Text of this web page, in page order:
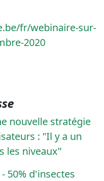
fr/webinaire-sur-
2020
nouvelle stratégie
: "Il y a un
les niveaux"
50% d'insectes